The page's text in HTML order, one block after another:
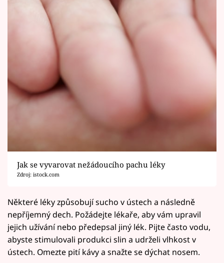
Jak se vyvarovat nežádoucího pachu léky
Zdroj: istock.com
Některé léky způsobují sucho v ústech a následně
nepříjemný dech. Požádejte lékaře, aby vám upravil
jejich užívání nebo předepsal jiný lék. Pijte často vodu,
abyste stimulovali produkci slin a udrželi vlhkost v
ústech. Omezte pití kávy a snažte se dýchat nosem.